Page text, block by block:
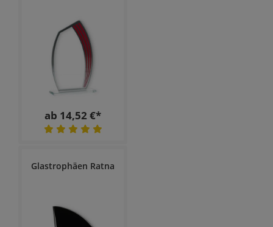
ab 14,52 €*
Glastrophäen Ratna